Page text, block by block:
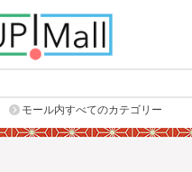
モール内すべてのカテゴリー